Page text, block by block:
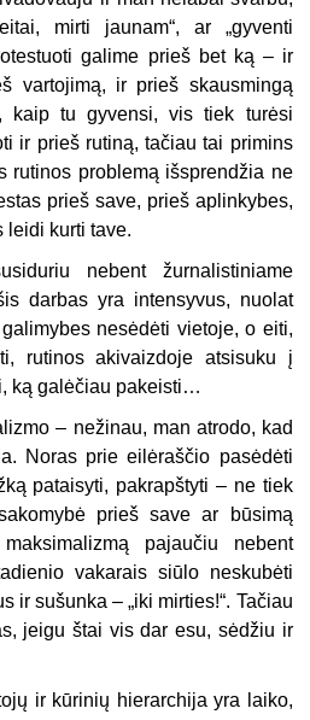
mirti jaunam“, ar „gyventi
galime prieš bet ką – ir
vartojimą, ir prieš skausmingą
kaip tu gyvensi, vis tiek turėsi
ir prieš rutiną, tačiau tai primins
rutinos problemą išsprendžia ne
prieš save, prieš aplinkybes,
leidi kurti tave.
nebent žurnalistiniame
darbas yra intensyvus, nuolat
nesėdėti vietoje, o eiti,
rutinos akivaizdoje atsisuku į
ką galėčiau pakeisti…
– nežinau, man atrodo, kad
Noras prie eilėraščio pasėdėti
pataisyti, pakrapštyti – ne tiek
prieš save ar būsimą
pajaučiu nebent
vakarais siūlo neskubėti
ir sušunka – „iki mirties!“. Tačiau
jeigu štai vis dar esu, sėdžiu ir
ir kūrinių hierarchija yra laiko,